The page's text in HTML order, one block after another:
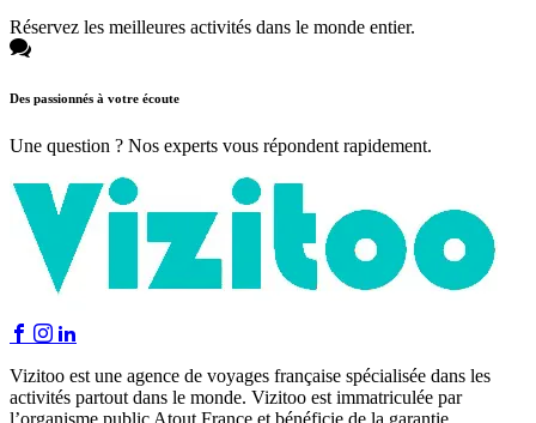
Réservez les meilleures activités dans le monde entier.
Des passionnés à votre écoute
Une question ? Nos experts vous répondent rapidement.
Vizitoo est une agence de voyages française spécialisée dans les
activités partout dans le monde. Vizitoo est immatriculée par
l’organisme public Atout France et bénéficie de la garantie